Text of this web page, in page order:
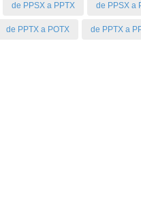
de PPSX a PPTX de PPSX a
de PPTX a POTX de PPTX a